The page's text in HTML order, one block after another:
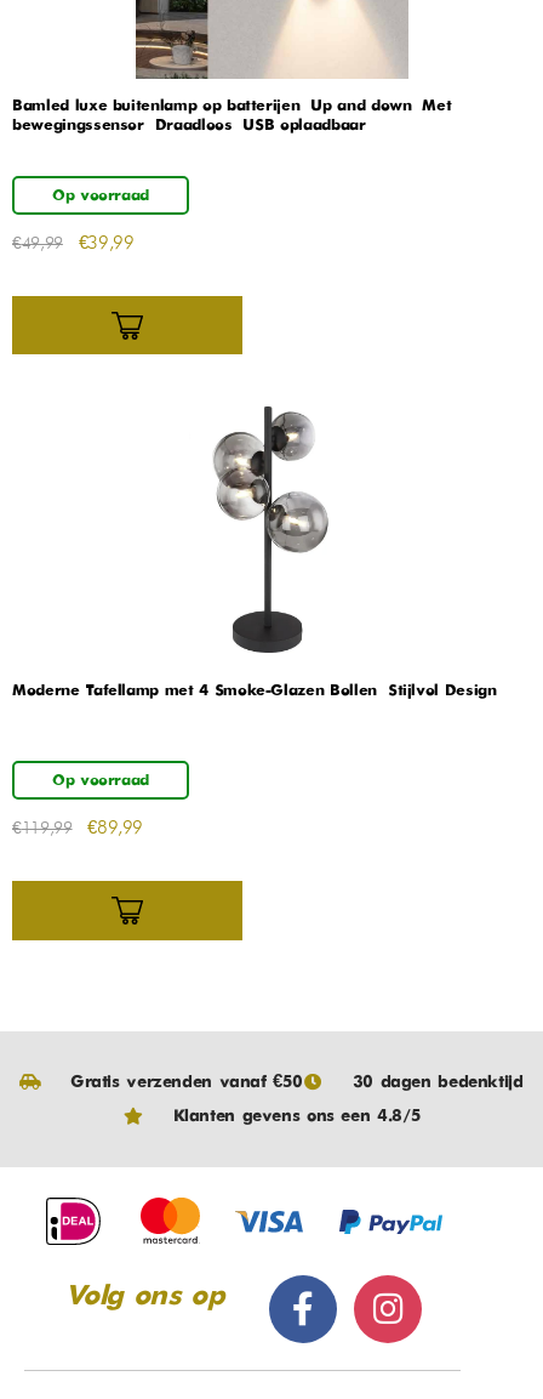
Bamled luxe buitenlamp op batterijen – Up and down – Met
bewegingssensor – Draadloos – USB oplaadbaar
Op voorraad
€49,99 €39,99
Moderne Tafellamp met 4 Smoke-Glazen Bollen – Stijlvol Design
Op voorraad
€119,99 €89,99
Gratis verzenden vanaf €50
30 dagen bedenktijd
Klanten gevens ons een 4.8/5
Volg ons op